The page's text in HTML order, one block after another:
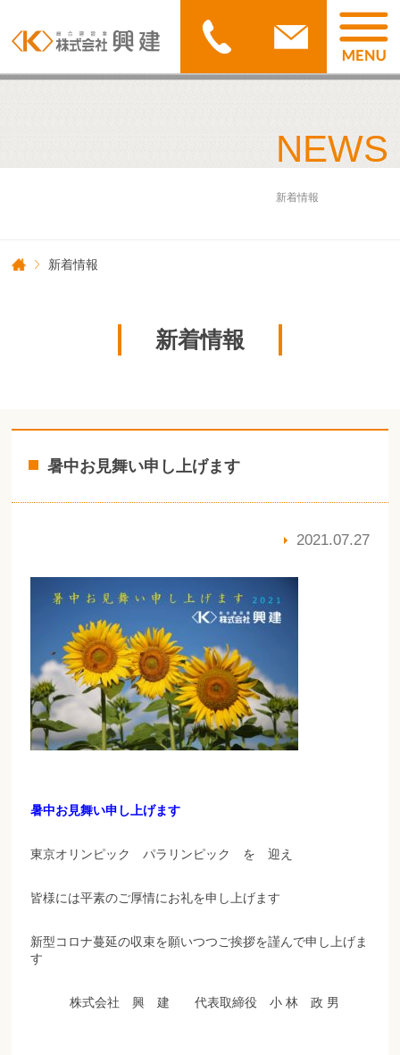
NEWS
新着情報
新着情報
新着情報
暑中お見舞い申し上げます
2021.07.27
暑中お見舞い申し上げます
東京オリンピック パラリンピック を 迎え
皆様には平素のご厚情にお礼を申し上げます
新型コロナ蔓延の収束を願いつつご挨拶を謹んで申し上げま
す
株式会社 興 建 代表取締役 小 林 政 男